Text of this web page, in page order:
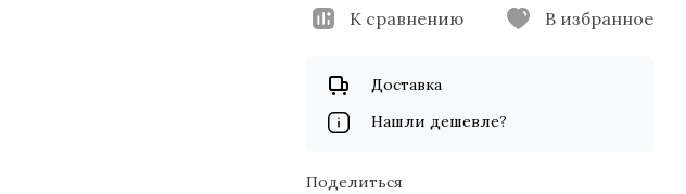
К сравнению В избранное
Доставка
Нашли дешевле?
Поделиться